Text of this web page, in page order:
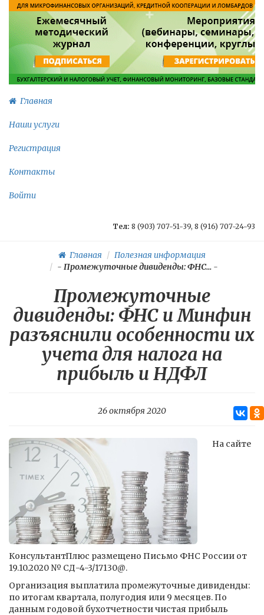
Главная
Наши услуги
Регистрация
Контакты
Войти
Тел: 8 (903) 707-51-39, 8 (916) 707-24-93
Главная
Полезная информация
- Промежуточные дивиденды: ФНС...-
Промежуточные
дивиденды: ФНС и Минфин
разъяснили особенности их
учета для налога на
прибыль и НДФЛ
26 октября 2020
На сайте
КонсультантПлюс размещено Письмо ФНС России от
19.10.2020 № СД-4-3/17130@.
Организация выплатила промежуточные дивиденды:
по итогам квартала, полугодия или 9 месяцев. По
данным годовой бухотчетности чистая прибыль